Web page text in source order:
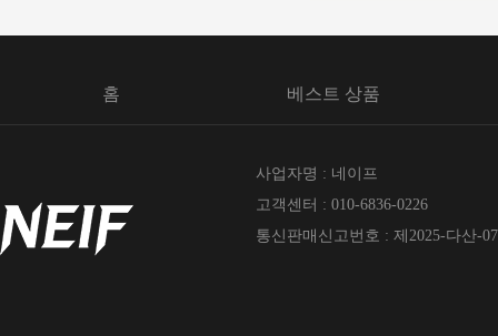
홈 베스트 상품
사업자명 : 네이프
고객센터 : 010-6836-0226
통신판매신고번호 : 제2025-다산-